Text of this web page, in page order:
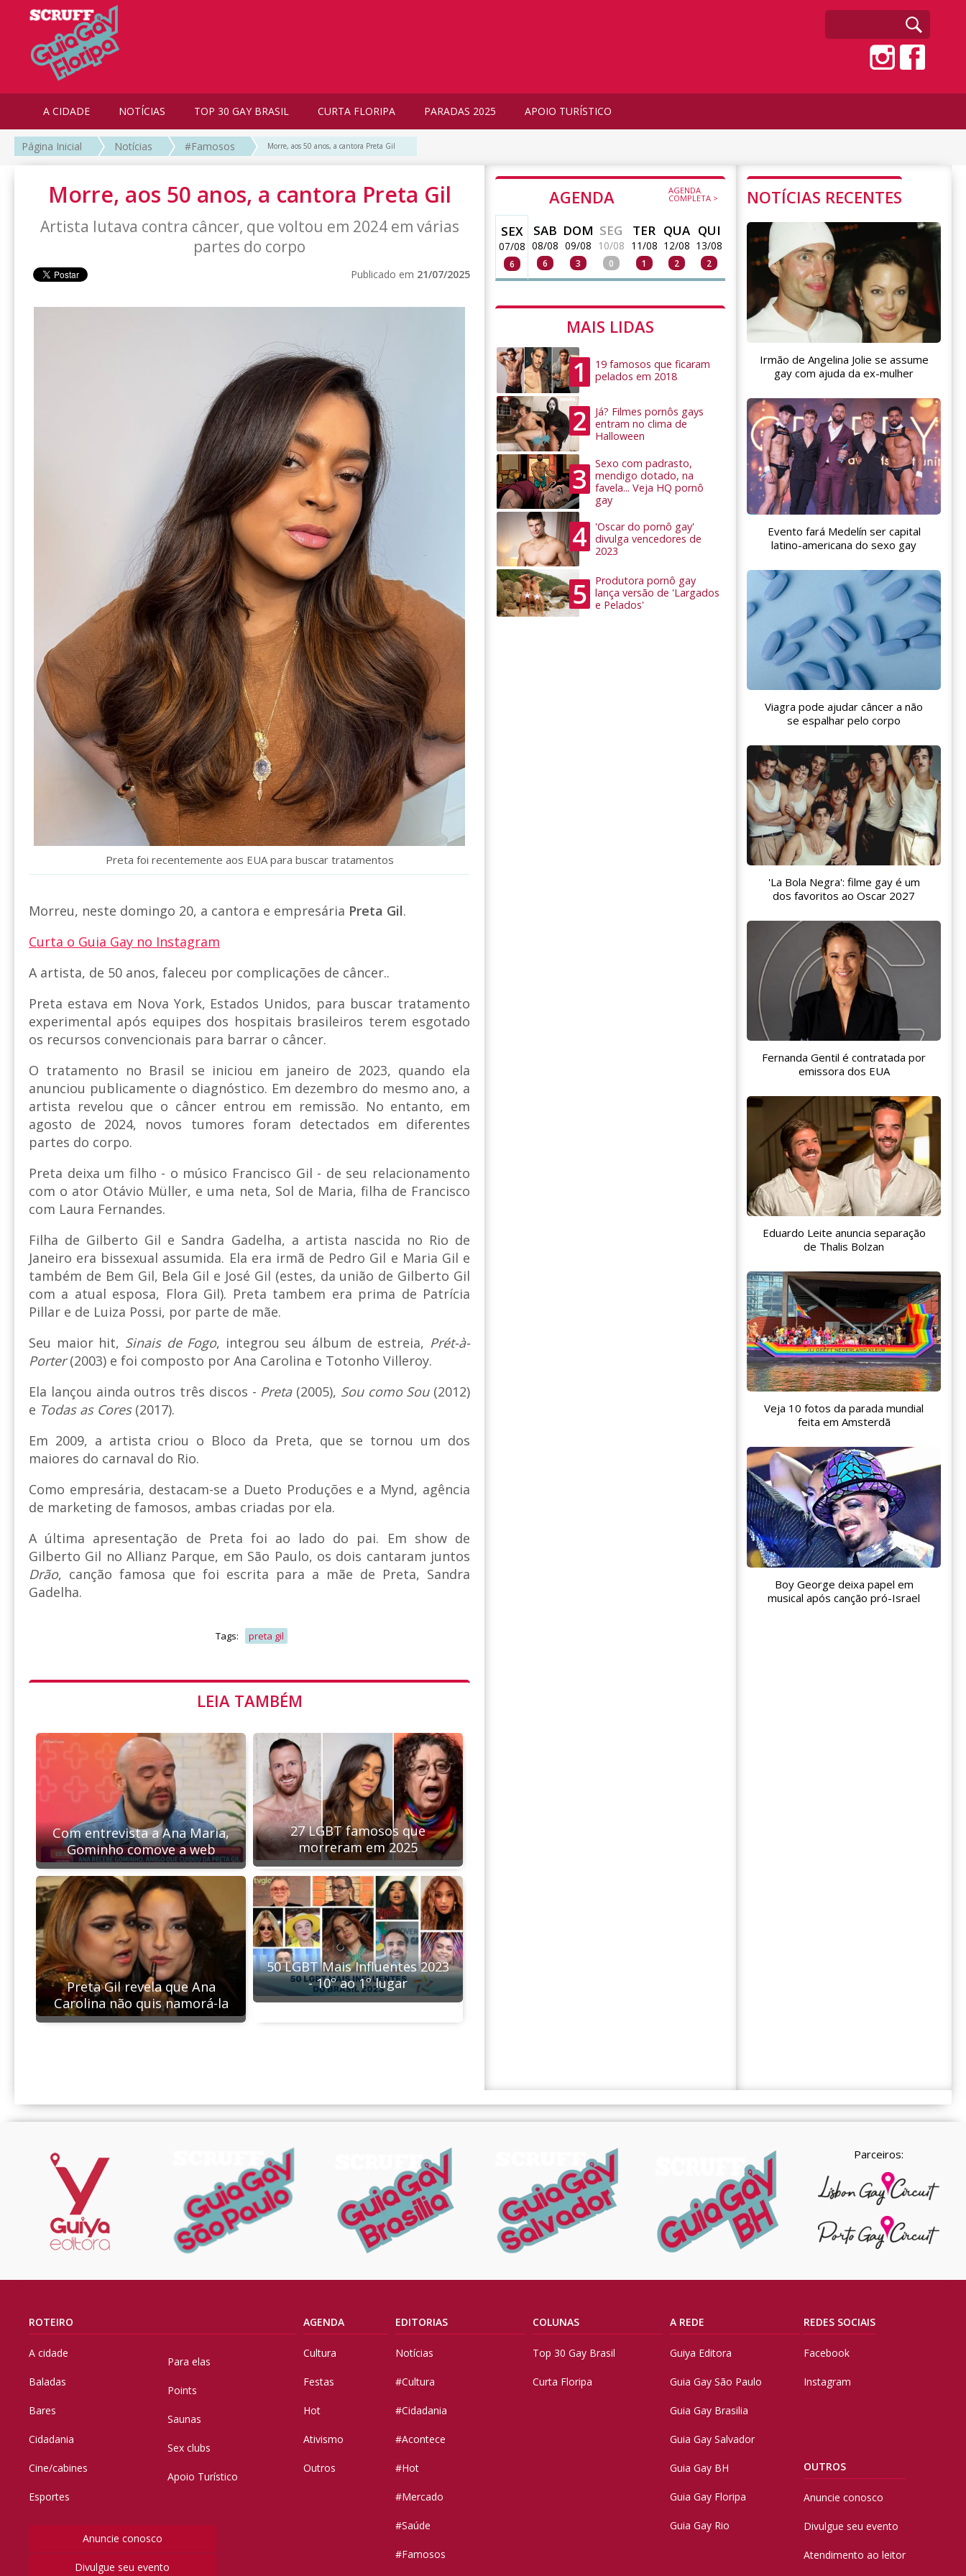
A CIDADE NOTÍCIAS TOP 30 GAY BRASIL CURTA FLORIPA PARADAS 2025 APOIO TURÍSTICO
Página Inicial Notícias #Famosos Morre, aos 50 anos, a cantora Preta Gil
Morre, aos 50 anos, a cantora Preta Gil
Artista lutava contra câncer, que voltou em 2024 em várias
partes do corpo
Publicado em 21/07/2025
Preta foi recentemente aos EUA para buscar tratamentos
Morreu, neste domingo 20, a cantora e empresária Preta Gil.
Curta o Guia Gay no Instagram
A artista, de 50 anos, faleceu por complicações de câncer..
Preta estava em Nova York, Estados Unidos, para buscar tratamento
experimental após equipes dos hospitais brasileiros terem esgotado
os recursos convencionais para barrar o câncer.
O tratamento no Brasil se iniciou em janeiro de 2023, quando ela
anunciou publicamente o diagnóstico. Em dezembro do mesmo ano, a
artista revelou que o câncer entrou em remissão. No entanto, em
agosto de 2024, novos tumores foram detectados em diferentes
partes do corpo.
Preta deixa um filho - o músico Francisco Gil - de seu relacionamento
com o ator Otávio Müller, e uma neta, Sol de Maria, filha de Francisco
com Laura Fernandes.
Filha de Gilberto Gil e Sandra Gadelha, a artista nascida no Rio de
Janeiro era bissexual assumida. Ela era irmã de Pedro Gil e Maria Gil e
também de Bem Gil, Bela Gil e José Gil (estes, da união de Gilberto Gil
com a atual esposa, Flora Gil). Preta tambem era prima de Patrícia
Pillar e de Luiza Possi, por parte de mãe.
Seu maior hit, Sinais de Fogo, integrou seu álbum de estreia, Prét-à-
Porter(2003) e foi composto por Ana Carolina e Totonho Villeroy.
Ela lançou ainda outros três discos - Preta(2005), Sou como Sou(2012)
e Todas as Cores(2017).
Em 2009, a artista criou o Bloco da Preta, que se tornou um dos
maiores do carnaval do Rio.
Como empresária, destacam-se a Dueto Produções e a Mynd, agência
de marketing de famosos, ambas criadas por ela.
A última apresentação de Preta foi ao lado do pai. Em show de
Gilberto Gil no Allianz Parque, em São Paulo, os dois cantaram juntos
Drão, canção famosa que foi escrita para a mãe de Preta, Sandra
Gadelha.
Tags: preta gil
LEIA TAMBÉM
Com entrevista a Ana Maria,
Gominho comove a web
27 LGBT famosos que
morreram em 2025
Preta Gil revela que Ana
Carolina não quis namorá-la
50 LGBT Mais Influentes 2023
- 10º ao 1º lugar
AGENDA AGENDA
COMPLETA >
SEX
07/08
6
SAB
08/08
6
DOM
09/08
3
SEG
10/08
0
TER
11/08
1
QUA
12/08
2
QUI
13/08
2
MAIS LIDAS
1
19 famosos que ficaram
pelados em 2018
2
Já? Filmes pornôs gays
entram no clima de
Halloween
3
Sexo com padrasto,
mendigo dotado, na
favela... Veja HQ pornô
gay
4
'Oscar do pornô gay'
divulga vencedores de
2023
5
Produtora pornô gay
lança versão de 'Largados
e Pelados'
NOTÍCIAS RECENTES
Irmão de Angelina Jolie se assume
gay com ajuda da ex-mulher
Evento fará Medelín ser capital
latino-americana do sexo gay
Viagra pode ajudar câncer a não
se espalhar pelo corpo
'La Bola Negra': filme gay é um
dos favoritos ao Oscar 2027
Fernanda Gentil é contratada por
emissora dos EUA
Eduardo Leite anuncia separação
de Thalis Bolzan
Veja 10 fotos da parada mundial
feita em Amsterdã
Boy George deixa papel em
musical após canção pró-Israel
Parceiros:
ROTEIRO
A cidade
Baladas
Bares
Cidadania
Cine/cabines
Esportes
Para elas
Points
Saunas
Sex clubs
Apoio Turístico
Anuncie conosco
Divulgue seu evento
AGENDA
Cultura
Festas
Hot
Ativismo
Outros
EDITORIAS
Notícias
#Cultura
#Cidadania
#Acontece
#Hot
#Mercado
#Saúde
#Famosos
COLUNAS
Top 30 Gay Brasil
Curta Floripa
A REDE
Guiya Editora
Guia Gay São Paulo
Guia Gay Brasilia
Guia Gay Salvador
Guia Gay BH
Guia Gay Floripa
Guia Gay Rio
REDES SOCIAIS
Facebook
Instagram
OUTROS
Anuncie conosco
Divulgue seu evento
Atendimento ao leitor